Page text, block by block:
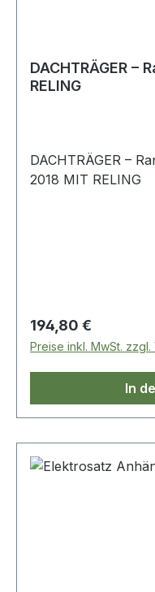
DACHTRÄGER –
RELING
DACHTRÄGER –
2018 MIT RELING
Regulärer Preis:
194,80 €
Preise inkl. MwSt.
In